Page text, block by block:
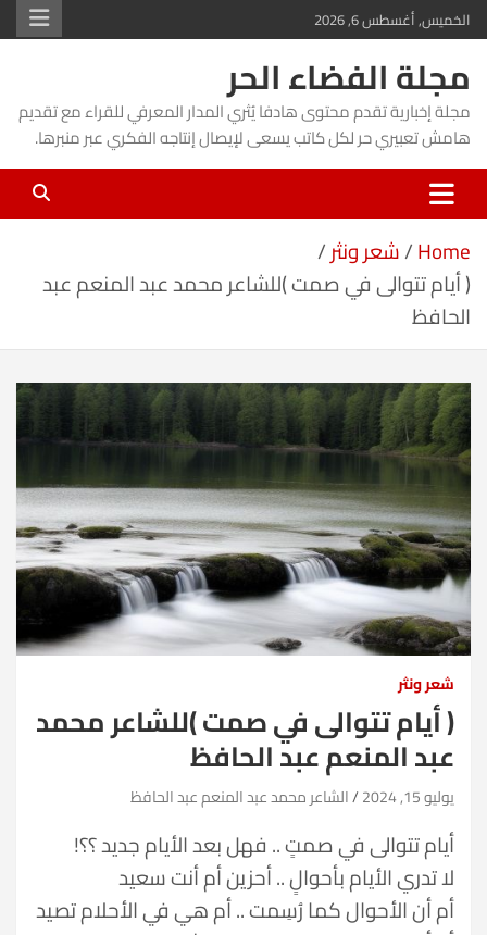
Skip
to
content
الخميس, أغسطس 6, 2026
مجلة الفضاء الحر
مجلة إخبارية تقدم محتوى هادفا يُثري المدار المعرفي للقراء مع تقديم
هامش تعبيري حر لكل كاتب يسعى لإيصال إنتاجه الفكري عبر منبرها.
Home شعر ونثر
( أيام تتوالى في صمت )للشاعر محمد عبد المنعم عبد
الحافظ
شعر ونثر
( أيام تتوالى في صمت )للشاعر محمد
عبد المنعم عبد الحافظ
يوليو 15, 2024 الشاعر محمد عبد المنعم عبد الحافظ
أيام تتوالى في صمتٍ .. فهل بعد الأيام جديد ؟؟!
لا تدري الأيام بأحوالٍ .. أحزين أم أنت سعيد
أم أن الأحوال كما رُسِمت .. أم هي في الأحلام تصيد